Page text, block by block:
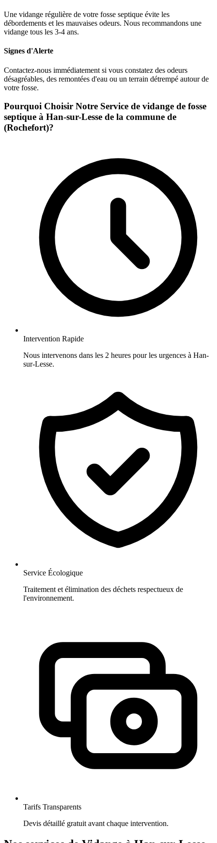
Une vidange régulière de votre fosse septique évite les
débordements et les mauvaises odeurs. Nous recommandons une
vidange tous les 3-4 ans.
Signes d'Alerte
Contactez-nous immédiatement si vous constatez des odeurs
désagréables, des remontées d'eau ou un terrain détrempé autour de
votre fosse.
Pourquoi Choisir Notre Service de vidange de fosse
septique à Han-sur-Lesse de la commune de
(Rochefort)?
Intervention Rapide
Nous intervenons dans les 2 heures pour les urgences à Han-
sur-Lesse.
Service Écologique
Traitement et élimination des déchets respectueux de
l'environnement.
Tarifs Transparents
Devis détaillé gratuit avant chaque intervention.